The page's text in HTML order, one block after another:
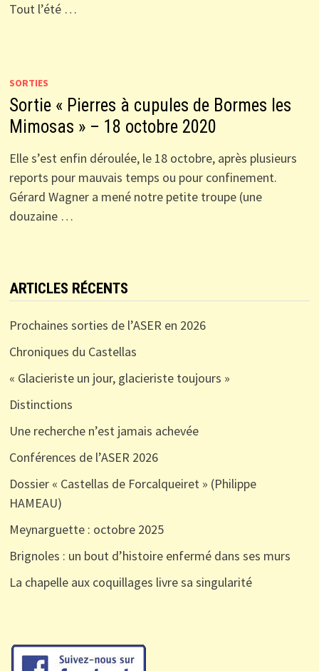
Tout l’été …
SORTIES
Sortie « Pierres à cupules de Bormes les
Mimosas » – 18 octobre 2020
Elle s’est enfin déroulée, le 18 octobre, après plusieurs
reports pour mauvais temps ou pour confinement.
Gérard Wagner a mené notre petite troupe (une
douzaine …
ARTICLES RÉCENTS
Prochaines sorties de l’ASER en 2026
Chroniques du Castellas
« Glacieriste un jour, glacieriste toujours »
Distinctions
Une recherche n’est jamais achevée
Conférences de l’ASER 2026
Dossier « Castellas de Forcalqueiret » (Philippe
HAMEAU)
Meynarguette : octobre 2025
Brignoles : un bout d’histoire enfermé dans ses murs
La chapelle aux coquillages livre sa singularité